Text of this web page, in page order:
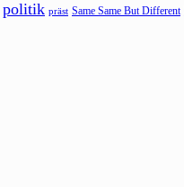
politik präst Same Same But Different